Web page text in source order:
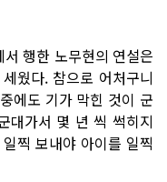
행한 노무현의 연설은
웠다. 참으로 어처구니
에도 기가 막힌 것이 군
대가서 몇 년 씩 썩히지
찍 보내야 아이를 일찍